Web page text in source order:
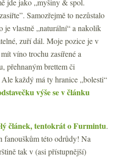
Samozřejmě to nezůstalo
je vlastně „naturální“ a nakolik
zuří dál. Moje pozice je v
víno trochu zasířené a
přehnaným brettem či
každý má ty hranice „bolesti“
výše se v článku
článek, tentokrát o Furmintu.
fanouškům této odrůdy! Na
tak v (asi přístupnější)